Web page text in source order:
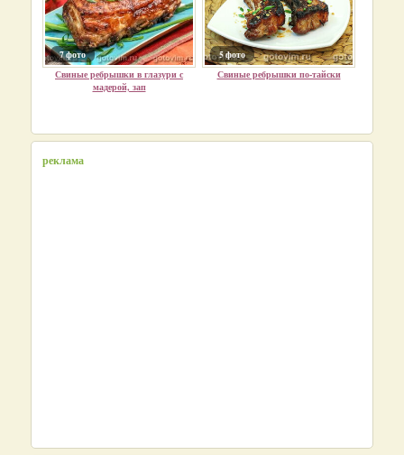
7 фото
Свиные ребрышки в глазури с
мадерой, зап
5 фото
Свиные ребрышки по-тайски
реклама